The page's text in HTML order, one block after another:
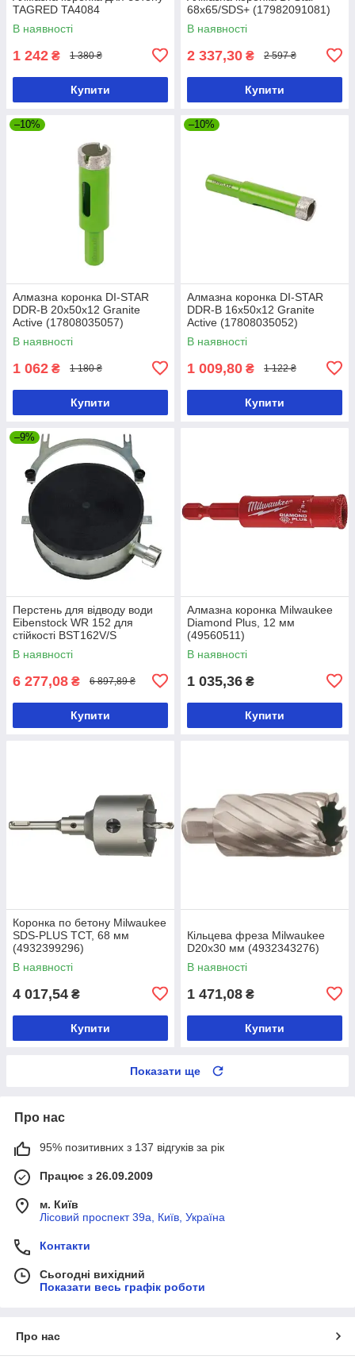
TAGRED TA4084
В наявності
1 242 ₴ 1 380 ₴
Купити
68х65/SDS+ (17982091081)
В наявності
2 337,30 ₴ 2 597 ₴
Купити
–10%
Алмазна коронка DI-STAR
DDR-B 20x50x12 Granite
Active (17808035057)
В наявності
1 062 ₴ 1 180 ₴
Купити
–10%
Алмазна коронка DI-STAR
DDR-B 16x50x12 Granite
Active (17808035052)
В наявності
1 009,80 ₴ 1 122 ₴
Купити
–9%
Перстень для відводу води
Eibenstock WR 152 для
стійкості BST162V/S
В наявності
6 277,08 ₴ 6 897,89 ₴
Купити
Алмазна коронка Milwaukee
Diamond Plus, 12 мм
(49560511)
В наявності
1 035,36 ₴
Купити
Коронка по бетону Milwaukee
SDS-PLUS TCT, 68 мм
(4932399296)
В наявності
4 017,54 ₴
Купити
Кільцева фреза Milwaukee
D20х30 мм (4932343276)
В наявності
1 471,08 ₴
Купити
Показати ще
Про нас
95% позитивних з 137 відгуків за рік
Працює з 26.09.2009
м. Київ
Лісовий проспект 39а, Київ, Україна
Контакти
Сьогодні вихідний
Показати весь графік роботи
Про нас